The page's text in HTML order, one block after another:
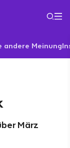
andere Meinung
März